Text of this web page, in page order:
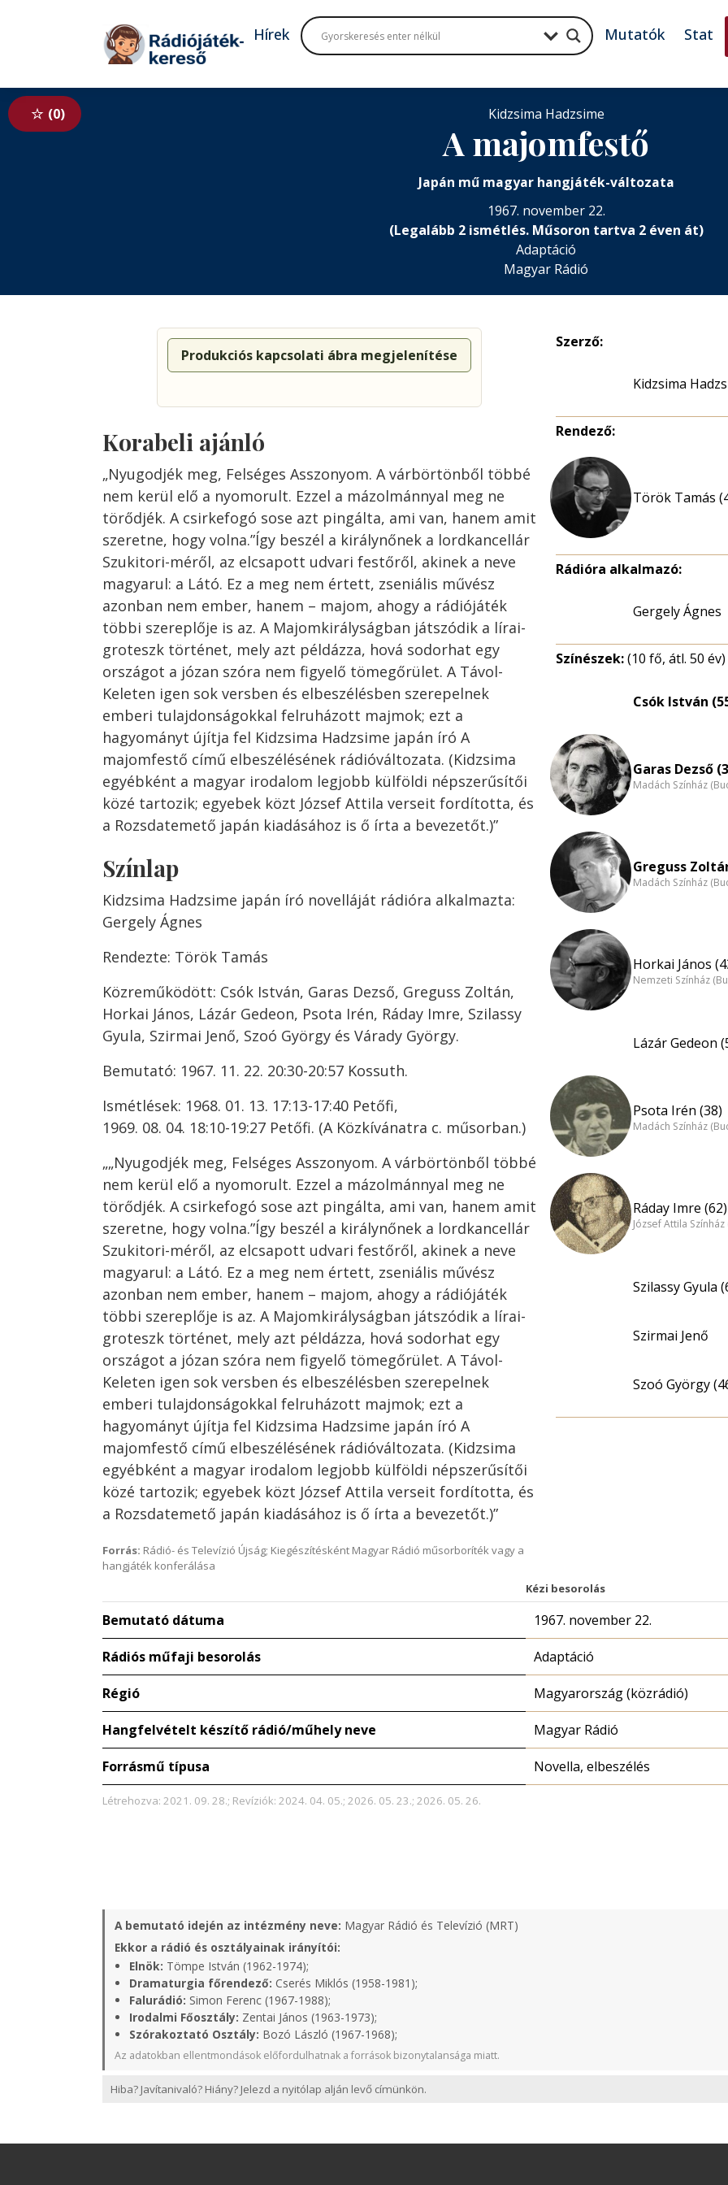
Tovább a tartalomhoz
Hírek Mutatók Stat
0 Kidzsima Hadzsime
A majomfestő
Japán mű magyar hangjáték-változata
1967. november 22.
(Legalább 2 ismétlés. Műsoron tartva 2 éven át)
Adaptáció
Magyar Rádió
Produkciós kapcsolati ábra megjelenítése
Korabeli ajánló
„Nyugodjék meg, Felséges Asszonyom. A várbörtönből többé
nem kerül elő a nyomorult. Ezzel a mázolmánnyal meg ne
törődjék. A csirkefogó sose azt pingálta, ami van, hanem amit
szeretne, hogy volna.”Így beszél a királynőnek a lordkancellár
Szukitori-méről, az elcsapott udvari festőről, akinek a neve
magyarul: a Látó. Ez a meg nem értett, zseniális művész
azonban nem ember, hanem – majom, ahogy a rádiójáték
többi szereplője is az. A Majomkirályságban játszódik a lírai-
groteszk történet, mely azt példázza, hová sodorhat egy
országot a józan szóra nem figyelő tömegőrület. A Távol-
Keleten igen sok versben és elbeszélésben szerepelnek
emberi tulajdonságokkal felruházott majmok; ezt a
hagyományt újítja fel Kidzsima Hadzsime japán író A
majomfestő című elbeszélésének rádióváltozata. (Kidzsima
egyébként a magyar irodalom legjobb külföldi népszerűsítői
közé tartozik; egyebek közt József Attila verseit fordította, és
a Rozsdatemető japán kiadásához is ő írta a bevezetőt.)”
Színlap
Kidzsima Hadzsime japán író novelláját rádióra alkalmazta:
Gergely Ágnes
Rendezte: Török Tamás
Közreműködött: Csók István, Garas Dezső, Greguss Zoltán,
Horkai János, Lázár Gedeon, Psota Irén, Ráday Imre, Szilassy
Gyula, Szirmai Jenő, Szoó György és Várady György.
Bemutató: 1967. 11. 22. 20:30-20:57 Kossuth.
Ismétlések: 1968. 01. 13. 17:13-17:40 Petőfi,
1969. 08. 04. 18:10-19:27 Petőfi. (A Közkívánatra c. műsorban.)
„„Nyugodjék meg, Felséges Asszonyom. A várbörtönből többé
nem kerül elő a nyomorult. Ezzel a mázolmánnyal meg ne
törődjék. A csirkefogó sose azt pingálta, ami van, hanem amit
szeretne, hogy volna.”Így beszél a királynőnek a lordkancellár
Szukitori-méről, az elcsapott udvari festőről, akinek a neve
magyarul: a Látó. Ez a meg nem értett, zseniális művész
azonban nem ember, hanem – majom, ahogy a rádiójáték
többi szereplője is az. A Majomkirályságban játszódik a lírai-
groteszk történet, mely azt példázza, hová sodorhat egy
országot a józan szóra nem figyelő tömegőrület. A Távol-
Keleten igen sok versben és elbeszélésben szerepelnek
emberi tulajdonságokkal felruházott majmok; ezt a
hagyományt újítja fel Kidzsima Hadzsime japán író A
majomfestő című elbeszélésének rádióváltozata. (Kidzsima
egyébként a magyar irodalom legjobb külföldi népszerűsítői
közé tartozik; egyebek közt József Attila verseit fordította, és
a Rozsdatemető japán kiadásához is ő írta a bevezetőt.)”
Forrás: Rádió- és Televízió Újság; Kiegészítésként Magyar Rádió műsorboríték vagy a
hangjáték konferálása
Szerző:
Kidzsima
Rendező:
Török Tamás
Rádióra alkalmazó:
Gergely Ágnes
Színészek:(10 fő, átl. 50 év)
Csók István
Garas Dezső
Madách Színház
Greguss
Madách Színház
Horkai János
Nemzeti Színház
Lázár Gedeon
Psota Irén (38)
Madách Színház
Ráday Imre (62)
József Attila
Szilassy Gyula
Szirmai Jenő
Szoó György
Kézi besorolás
Bemutató dátuma 1967. november 22.
Rádiós műfaji besorolás Adaptáció
Régió Magyarország (közrádió)
Hangfelvételt készítő rádió/műhely neve Magyar Rádió
Forrásmű típusa Novella, elbeszélés
Létrehozva: 2021. 09. 28.; Revíziók: 2024. 04. 05.; 2026. 05. 23.; 2026. 05. 26.
A bemutató idején az intézmény neve: Magyar Rádió és Televízió (MRT)
Ekkor a rádió és osztályainak irányítói:
Elnök: Tömpe István (1962-1974);
Dramaturgia főrendező: Cserés Miklós (1958-1981);
Falurádió: Simon Ferenc (1967-1988);
Irodalmi Főosztály: Zentai János (1963-1973);
Szórakoztató Osztály: Bozó László (1967-1968);
Az adatokban ellentmondások előfordulhatnak a források bizonytalansága miatt.
Hiba? Javítanivaló? Hiány? Jelezd a nyitólap alján levő címünkön.